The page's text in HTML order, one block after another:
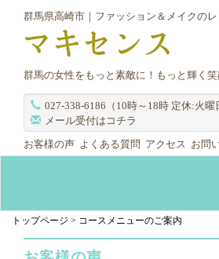
群馬県高崎市｜ファッション＆メイクの
群馬の女性をもっと素敵に！もっと輝く笑
027-338-6186（10時～18時 定休:火曜
メール受付はコチラ
お客様の声 よくある質問 アクセス お問
トップページ > コースメニューのご案内